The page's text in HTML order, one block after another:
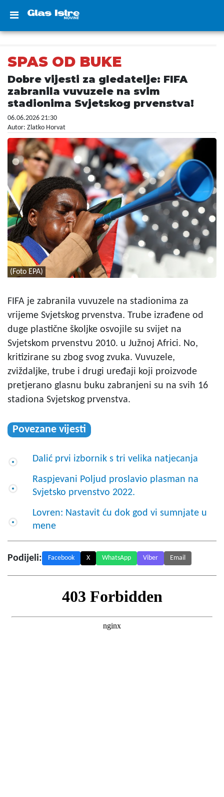
SPAS OD BUKE
Dobre vijesti za gledatelje: FIFA
zabranila vuvuzele na svim
stadionima Svjetskog prvenstva!
06.06.2026 21:30
Autor: Zlatko Horvat
(Foto EPA)
FIFA je zabranila vuvuzele na stadionima za
vrijeme Svjetskog prvenstva. Trube izrađene od
duge plastične školjke osvojile su svijet na
Svjetskom prvenstvu 2010. u Južnoj Africi. No,
kritizirane su zbog svog zvuka. Vuvuzele,
zviždaljke, trube i drugi uređaji koji proizvode
pretjerano glasnu buku zabranjeni su na svih 16
stadiona Svjetskog prvenstva.
Povezane vijesti
Dalić prvi izbornik s tri velika natjecanja
Raspjevani Poljud proslavio plasman na
Svjetsko prvenstvo 2022.
Lovren: Nastavit ću dok god vi sumnjate u
mene
Podijeli: Facebook X WhatsApp Viber Email